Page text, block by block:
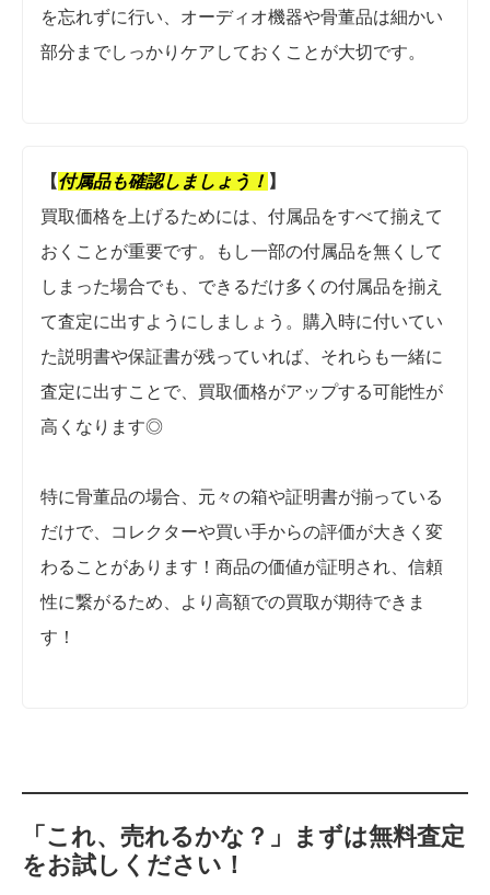
を忘れずに行い、オーディオ機器や骨董品は細かい
部分までしっかりケアしておくことが大切です。
【付属品も確認しましょう ！ 】
買取価格を上げるためには、付属品をすべて揃えて
おくことが重要です。もし一部の付属品を無くして
しまった場合でも、できるだけ多くの付属品を揃え
て査定に出すようにしましょう。購入時に付いてい
た説明書や保証書が残っていれば、それらも一緒に
査定に出すことで、買取価格がアップする可能性が
高くなります◎
特に骨董品の場合、元々の箱や証明書が揃っている
だけで、コレクターや買い手からの評価が大きく変
わることがあります！商品の価値が証明され、信頼
性に繋がるため、より高額での買取が期待できま
す！
「これ、売れるかな？」
まずは無料査定
をお試しください！